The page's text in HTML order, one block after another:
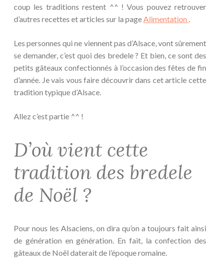
coup les traditions restent ^^ ! Vous pouvez retrouver
d’autres recettes et articles sur la pageAlimentation .
Les personnes qui ne viennent pas d’Alsace, vont sûrement
se demander, c’est quoi des bredele ? Et bien, ce sont des
petits gâteaux confectionnés à l’occasion des fêtes de fin
d’année. Je vais vous faire découvrir dans cet article cette
tradition typique d’Alsace.
Allez c’est partie ^^ !
D’où vient cette
tradition des bredele
de Noël ?
Pour nous les Alsaciens, on dira qu’on a toujours fait ainsi
de génération en génération. En fait, la confection des
gâteaux de Noël daterait de l’époque romaine.